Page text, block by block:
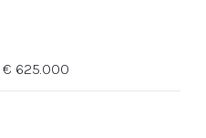
€ 625.000